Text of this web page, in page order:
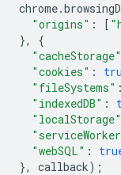
chrome.
"origins" : [
},
{
"cacheStorage"
"cookies" :
"fileSystems" :
"indexedDB" :
"localStorage"
"webSQL" :
},
callback);